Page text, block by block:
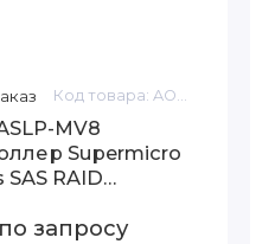
Код товара: AOC-SASLP-MV8
MV8
Supermicro
RAID
Per Channel
запросу